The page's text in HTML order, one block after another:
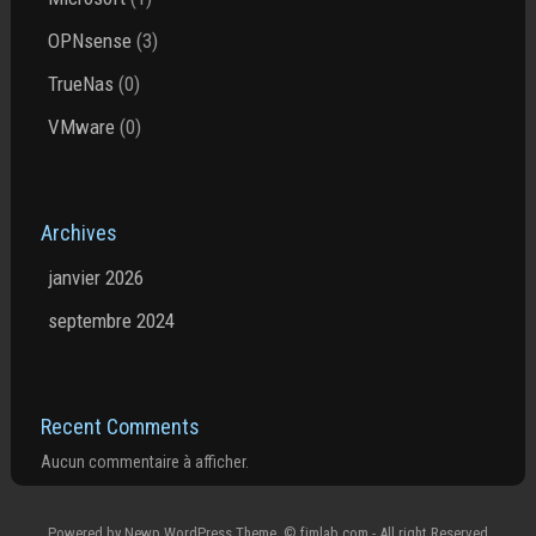
OPNsense (3)
TrueNas (0)
VMware (0)
Archives
janvier 2026
septembre 2024
Recent Comments
Aucun commentaire à afficher.